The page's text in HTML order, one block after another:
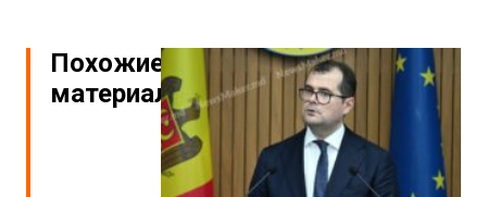
Похожие
материалы